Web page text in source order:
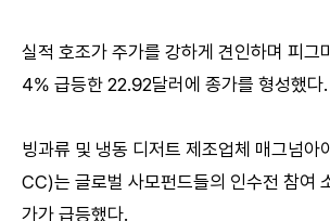
실적 호조가 주가를 강하게 견인하며 피그
4% 급등한 22.92달러에 종가를 형성했다.
빙과류 및 냉동 디저트 제조업체 매그넘아
CC)는 글로벌 사모펀드들의 인수전 참여
가가 급등했다.